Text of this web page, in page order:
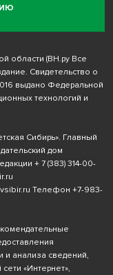
области (ВН.ру Все
Свидетельство о
выдано Федеральной
технологий и
Сибирь». Главный
дом
+ 7 (383) 314-00-
Телефон +7-983-
и анализа сведений,
«Интернет»,